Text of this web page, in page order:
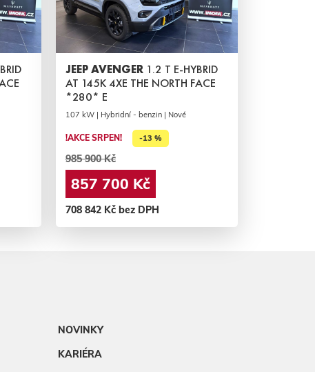
JEEP AVENGER 1.2 T E-HYBRID
AT 145K 4XE THE NORTH FACE
*280* E
107 kW | Hybridní - benzin | Nové
!AKCE SRPEN! -13 %
985 900 Kč
857 700 Kč
708 842 Kč bez DPH
NOVINKY
KARIÉRA